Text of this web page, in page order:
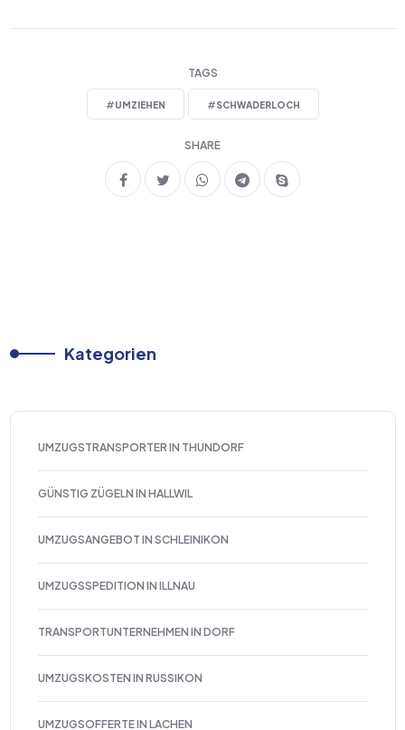
TAGS
#UMZIEHEN #SCHWADERLOCH
SHARE
Kategorien
UMZUGSTRANSPORTER IN THUNDORF
GÜNSTIG ZÜGELN IN HALLWIL
UMZUGSANGEBOT IN SCHLEINIKON
UMZUGSSPEDITION IN ILLNAU
TRANSPORTUNTERNEHMEN IN DORF
UMZUGSKOSTEN IN RUSSIKON
UMZUGSOFFERTE IN LACHEN